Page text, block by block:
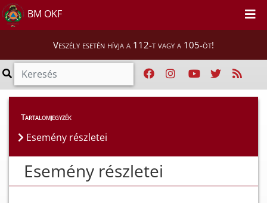
BM OKF
Veszély esetén hívja a 112-t vagy a 105-öt!
Esemény részletei
Tartalomjegyzék
Esemény részletei
Esemény részletei